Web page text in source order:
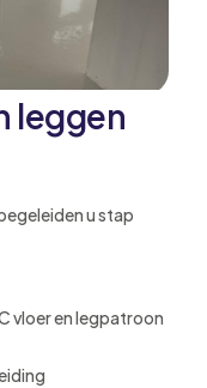
leggen
u stap
vloer en legpatroon